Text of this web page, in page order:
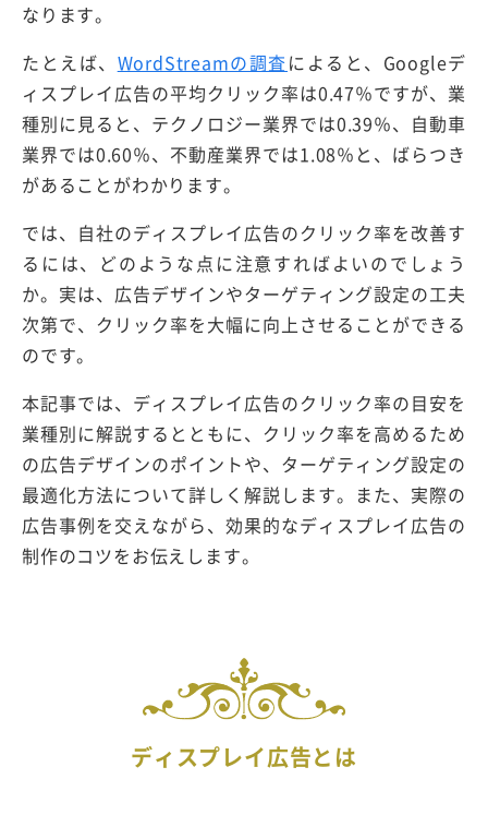
なります。
たとえば、 WordStreamの調査によると、Googleデ
ィスプレイ広告の平均クリック率は0.47％ですが、業
種別に見ると、テクノロジー業界では0.39％、自動車
業界では0.60％、不動産業界では1.08％と、ばらつき
があることがわかります。
では、自社のディスプレイ広告のクリック率を改善す
るには、どのような点に注意すればよいのでしょう
か。実は、広告デザインやターゲティング設定の工夫
次第で、クリック率を大幅に向上させることができる
のです。
本記事では、ディスプレイ広告のクリック率の目安を
業種別に解説するとともに、クリック率を高めるため
の広告デザインのポイントや、ターゲティング設定の
最適化方法について詳しく解説します。また、実際の
広告事例を交えながら、効果的なディスプレイ広告の
制作のコツをお伝えします。
ディスプレイ広告とは